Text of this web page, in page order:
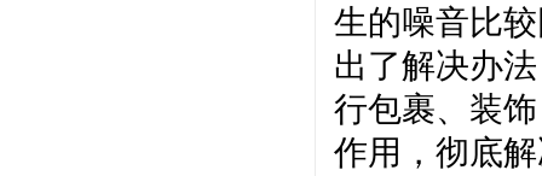
生的噪音比
出了解决办
行包裹、装
作用，彻底